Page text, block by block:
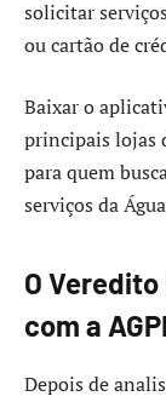
solicitar
ou cartão de
Baixar o
principais lojas
para quem
serviços da
O
com a
Depois de